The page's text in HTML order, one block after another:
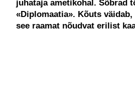
juhataja ametikohal. Sõbrad
«Diplomaatia». Kõuts
see raamat nõudvat erilist